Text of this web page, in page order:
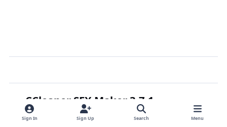
CCleaner SFX Maker 3.7.1
inSwitchless installers
Sign In Sign Up Search Menu